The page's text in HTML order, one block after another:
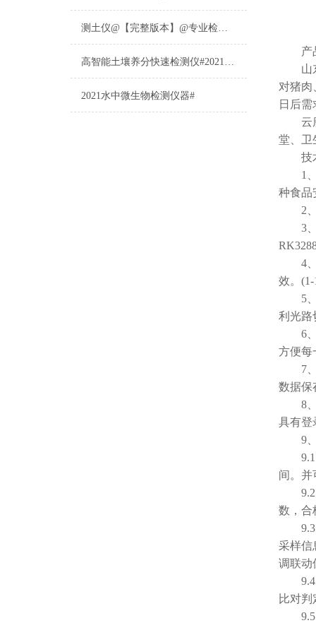
测土仪@【完整版本】@专业检测土壤的仪器仪表
高智能土壤养分快速检测仪#2021【土壤养分检测专用仪器仪表】
2021水中微生物检测仪器#
产品
山东
对猪肉
日后
云唐
堂、卫
技
1、
种食品
2、
3、
4、
效。(1-
5、
利光路
6、
方便每
7、
数据保
8、
具有登
9、
9.1、
间。并
9.2、
数，合
9.3、
采样信
调联动
9.4、
比对
9.5、